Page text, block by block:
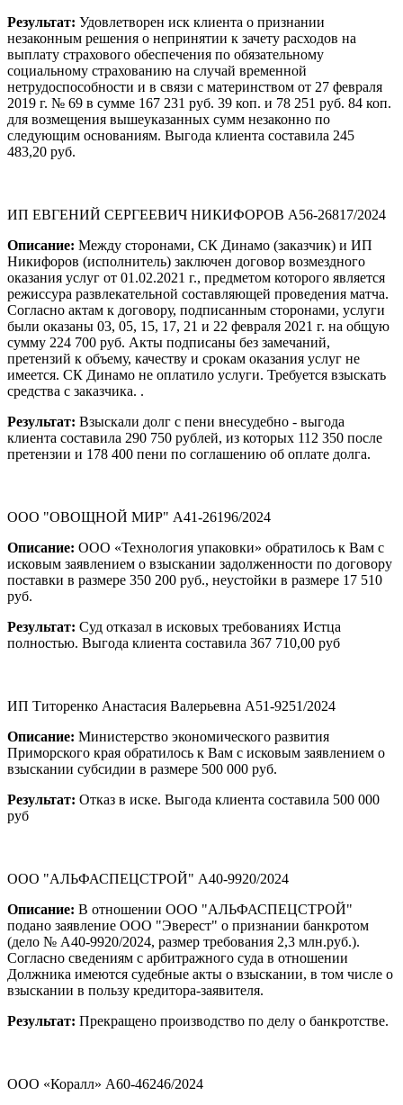
Результат: Удовлетворен иск клиента о признании
незаконным решения о непринятии к зачету расходов на
выплату страхового обеспечения по обязательному
социальному страхованию на случай временной
нетрудоспособности и в связи с материнством от 27 февраля
2019 г. № 69 в сумме 167 231 руб. 39 коп. и 78 251 руб. 84 коп.
для возмещения вышеуказанных сумм незаконно по
следующим основаниям. Выгода клиента составила 245
483,20 руб.
ИП ЕВГЕНИЙ СЕРГЕЕВИЧ НИКИФОРОВ А56-26817/2024
Описание: Между сторонами, СК Динамо (заказчик) и ИП
Никифоров (исполнитель) заключен договор возмездного
оказания услуг от 01.02.2021 г., предметом которого является
режиссура развлекательной составляющей проведения матча.
Согласно актам к договору, подписанным сторонами, услуги
были оказаны 03, 05, 15, 17, 21 и 22 февраля 2021 г. на общую
сумму 224 700 руб. Акты подписаны без замечаний,
претензий к объему, качеству и срокам оказания услуг не
имеется. СК Динамо не оплатило услуги. Требуется взыскать
средства с заказчика. .
Результат: Взыскали долг с пени внесудебно - выгода
клиента составила 290 750 рублей, из которых 112 350 после
претензии и 178 400 пени по соглашению об оплате долга.
ООО "ОВОЩНОЙ МИР" А41-26196/2024
Описание: ООО «Технология упаковки» обратилось к Вам с
исковым заявлением о взыскании задолженности по договору
поставки в размере 350 200 руб., неустойки в размере 17 510
руб.
Результат: Суд отказал в исковых требованиях Истца
полностью. Выгода клиента составила 367 710,00 руб
ИП Титоренко Анастасия Валерьевна А51-9251/2024
Описание: Министерство экономического развития
Приморского края обратилось к Вам с исковым заявлением о
взыскании субсидии в размере 500 000 руб.
Результат: Отказ в иске. Выгода клиента составила 500 000
руб
ООО "АЛЬФАСПЕЦСТРОЙ" А40-9920/2024
Описание: В отношении ООО "АЛЬФАСПЕЦСТРОЙ"
подано заявление ООО "Эверест" о признании банкротом
(дело № А40-9920/2024, размер требования 2,3 млн.руб.).
Согласно сведениям с арбитражного суда в отношении
Должника имеются судебные акты о взыскании, в том числе о
взыскании в пользу кредитора-заявителя.
Результат: Прекращено производство по делу о банкротстве.
ООО «Коралл» А60-46246/2024